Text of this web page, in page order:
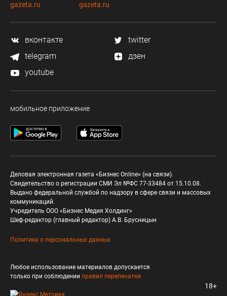
gazeta.ru
gazeta.ru
вконтакте
twitter
telegram
дзен
youtube
мобильное приложение
Деловая электронная газета «Бизнес Online» (на связи).
Свидетельство о регистрации СМИ Эл №ФС 77-33484 от 15.10.08.
Выдано федеральной службой по надзору в сфере связи и массовых
коммуникаций.
Учредитель ООО «Бизнес Медия Холдинг»
Шеф-редактор (главный редактор) А.В. Брусницын
Политика о персональных данных
Любое использование материалов допускается
только при соблюдении правил перепечатки
18+